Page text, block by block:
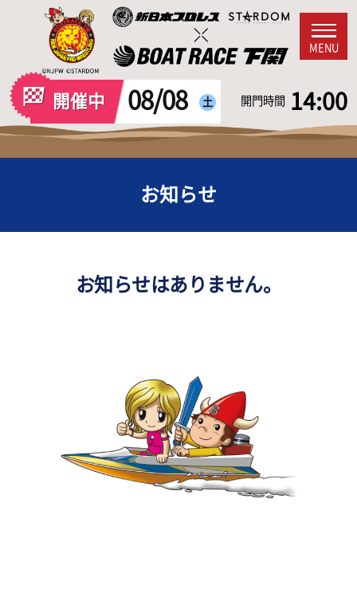
MENU
開催中 08/08 土 開門時間 14:00
お知らせ
お知らせはありません。